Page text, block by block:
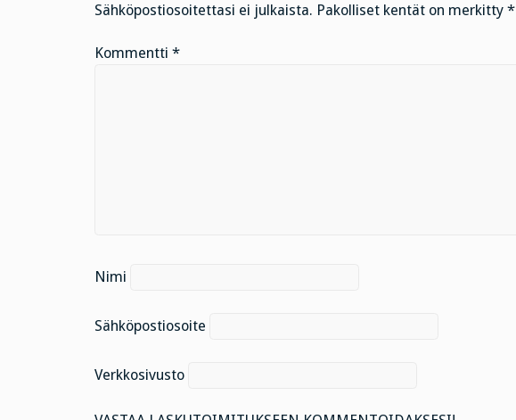
Sähköpostiosoitettasi ei julkaista. Pakolliset kentät on merkitty *
Kommentti *
Nimi
Sähköpostiosoite
Verkkosivusto